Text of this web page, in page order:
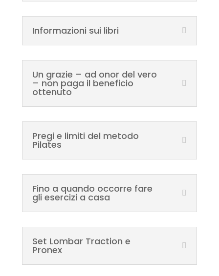
Informazioni sui libri
Un grazie – ad onor del vero
– non paga il beneficio
ottenuto
Pregi e limiti del metodo
Pilates
Fino a quando occorre fare
gli esercizi a casa
Set Lombar Traction e
Pronex